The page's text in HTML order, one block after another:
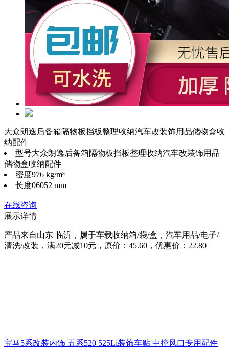
大众朗逸后备箱隔物板挡板整理收纳汽车改装饰用品储物盒收
纳配件
型号大众朗逸后备箱隔物板挡板整理收纳汽车改装饰用品
储物盒收纳配件
密度976 kg/m³
长度06052 mm
在线咨询
展示详情
产品来自山东 临沂，属于车载收纳箱/袋/盒，汽车用品/电子/
清洗/改装，满20元减10元，原价：45.60，优惠价：22.80
宝马5系改装内饰 五系520 525Li装饰车贴 中控风口专用配件